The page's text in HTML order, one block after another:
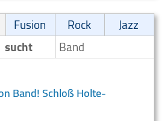
Fusion Rock
Jazz
sucht
Band
Band! Schloß Holte-